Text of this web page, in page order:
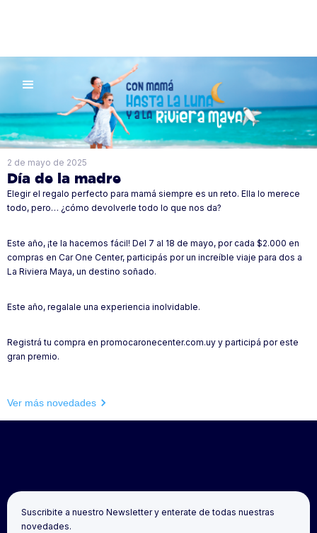
2 de mayo de 2025
Día de la madre
Elegir el regalo perfecto para mamá siempre es un reto. Ella lo merece
todo, pero… ¿cómo devolverle todo lo que nos da?
Este año, ¡te la hacemos fácil! Del 7 al 18 de mayo, por cada $2.000 en
compras en Car One Center, participás por un increíble viaje para dos a
La Riviera Maya, un destino soñado.
Este año, regalale una experiencia inolvidable.
Registrá tu compra en promocaronecenter.com.uy y participá por este
gran premio.
Ver más novedades
Suscribite a nuestro Newsletter y enterate de todas nuestras
novedades.